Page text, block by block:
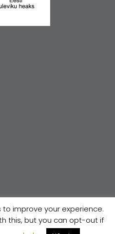
to improve your experience.
this, but you can opt-out if